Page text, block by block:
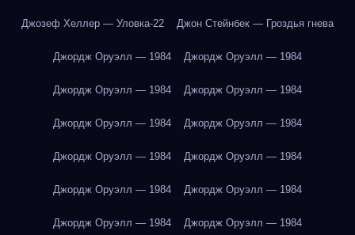
Джозеф Хеллер — Уловка-22 Джон Стейнбек — Гроздья гнева
Джордж Оруэлл — 1984 Джордж Оруэлл — 1984
Джордж Оруэлл — 1984 Джордж Оруэлл — 1984
Джордж Оруэлл — 1984 Джордж Оруэлл — 1984
Джордж Оруэлл — 1984 Джордж Оруэлл — 1984
Джордж Оруэлл — 1984 Джордж Оруэлл — 1984
Джордж Оруэлл — 1984 Джордж Оруэлл — 1984